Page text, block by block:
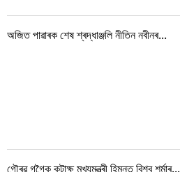
অজিত পাৱাৰক শেষ শ্ৰদ্ধাঞ্জলি নীতিন নবীনৰ...
গৌৰৱ গগৈক কটাক্ষ মুখ্যমন্ত্ৰী হিমন্ত বিশ্ব শৰ্মাৰ...